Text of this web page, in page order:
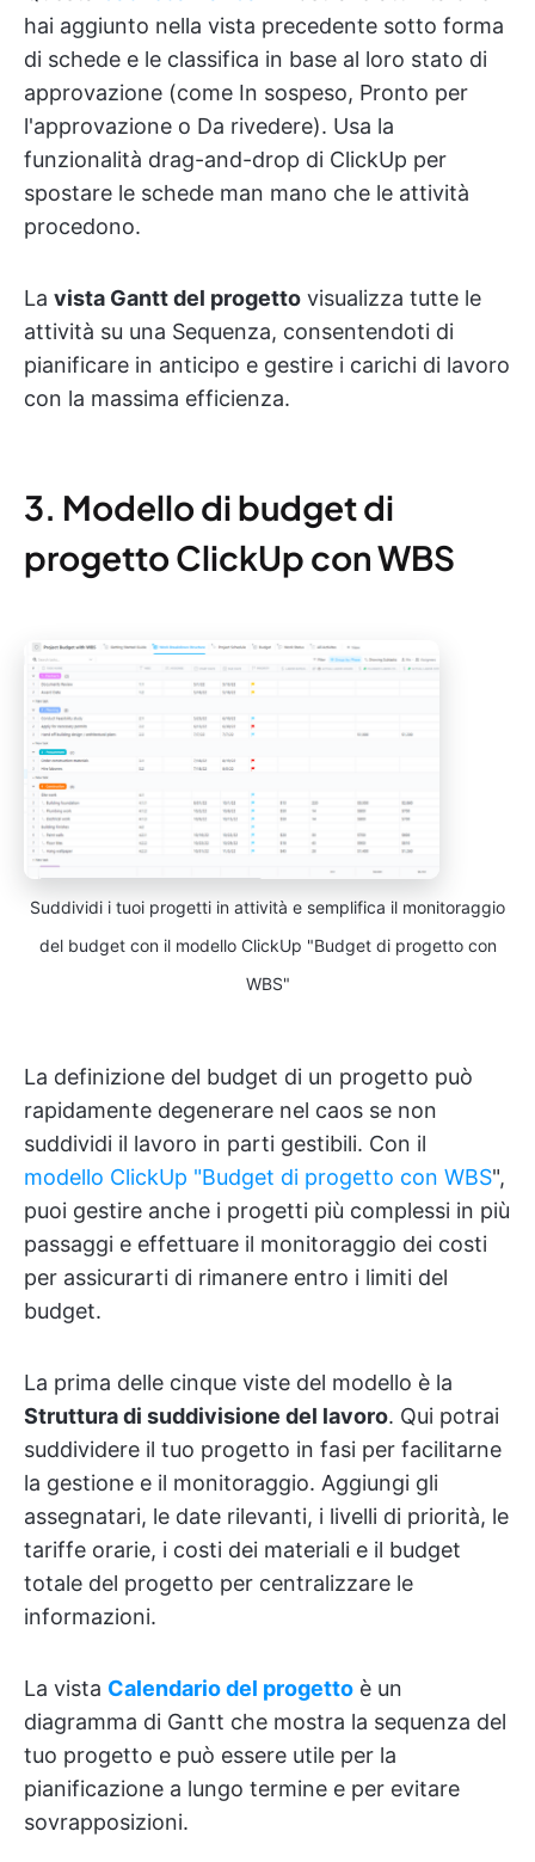
hai aggiunto nella vista precedente sotto forma
di schede e le classifica in base al loro stato di
approvazione (come In sospeso, Pronto per
l'approvazione o Da rivedere). Usa la
funzionalità drag-and-drop di ClickUp per
spostare le schede man mano che le attività
procedono.
La vista Gantt del progetto visualizza tutte le
attività su una Sequenza, consentendoti di
pianificare in anticipo e gestire i carichi di lavoro
con la massima efficienza.
3. Modello di budget di
progetto ClickUp con WBS
Suddividi i tuoi progetti in attività e semplifica il monitoraggio
del budget con il modello ClickUp "Budget di progetto con
WBS"
La definizione del budget di un progetto può
rapidamente degenerare nel caos se non
suddividi il lavoro in parti gestibili. Con il
modello ClickUp "Budget di progetto con WBS",
puoi gestire anche i progetti più complessi in più
passaggi e effettuare il monitoraggio dei costi
per assicurarti di rimanere entro i limiti del
budget.
La prima delle cinque viste del modello è la
Struttura di suddivisione del lavoro. Qui potrai
suddividere il tuo progetto in fasi per facilitarne
la gestione e il monitoraggio. Aggiungi gli
assegnatari, le date rilevanti, i livelli di priorità, le
tariffe orarie, i costi dei materiali e il budget
totale del progetto per centralizzare le
informazioni.
La vista Calendario del progetto è un
diagramma di Gantt che mostra la sequenza del
tuo progetto e può essere utile per la
pianificazione a lungo termine e per evitare
sovrapposizioni.